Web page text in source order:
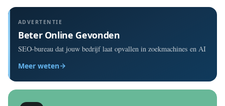
ADVERTENTIE
Beter Online Gevonden
SEO-bureau dat jouw bedrijf laat opvallen in zoekmachines en AI
Meer weten